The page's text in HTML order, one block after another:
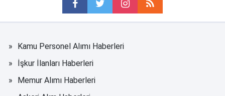
Kamu Personel Alımı Haberleri
İşkur İlanları Haberleri
Memur Alımı Haberleri